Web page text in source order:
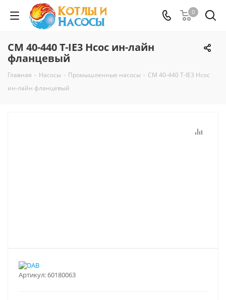
0
CM 40-440 T-IE3 Нсос ин-лайн
фланцевый
Главная - Насосы - Промышленные насосы - CM 40-440 T-IE3 Нсос
ин-лайн фланцевый
Артикул:60180063